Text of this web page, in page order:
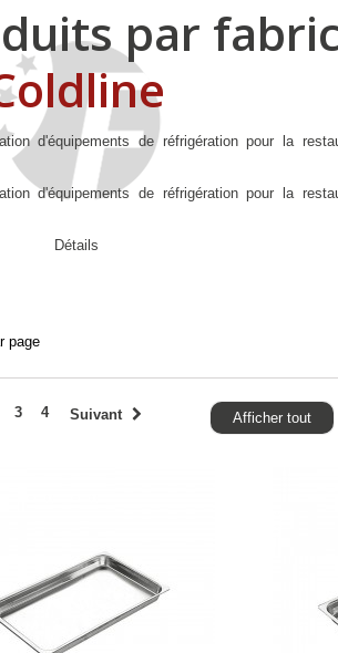
par
d'équipements de réfrigération pour la
d'équipements de réfrigération pour la
Détails
page
Afficher tout
3 4 Suivant